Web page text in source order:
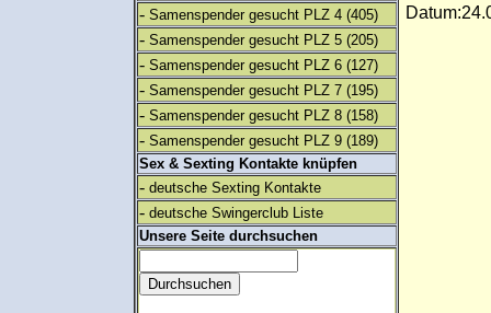
- Samenspender gesucht PLZ 4 (405)
- Samenspender gesucht PLZ 5 (205)
- Samenspender gesucht PLZ 6 (127)
- Samenspender gesucht PLZ 7 (195)
- Samenspender gesucht PLZ 8 (158)
- Samenspender gesucht PLZ 9 (189)
Sex & Sexting Kontakte knüpfen
- deutsche Sexting Kontakte
- deutsche Swingerclub Liste
Unsere Seite durchsuchen